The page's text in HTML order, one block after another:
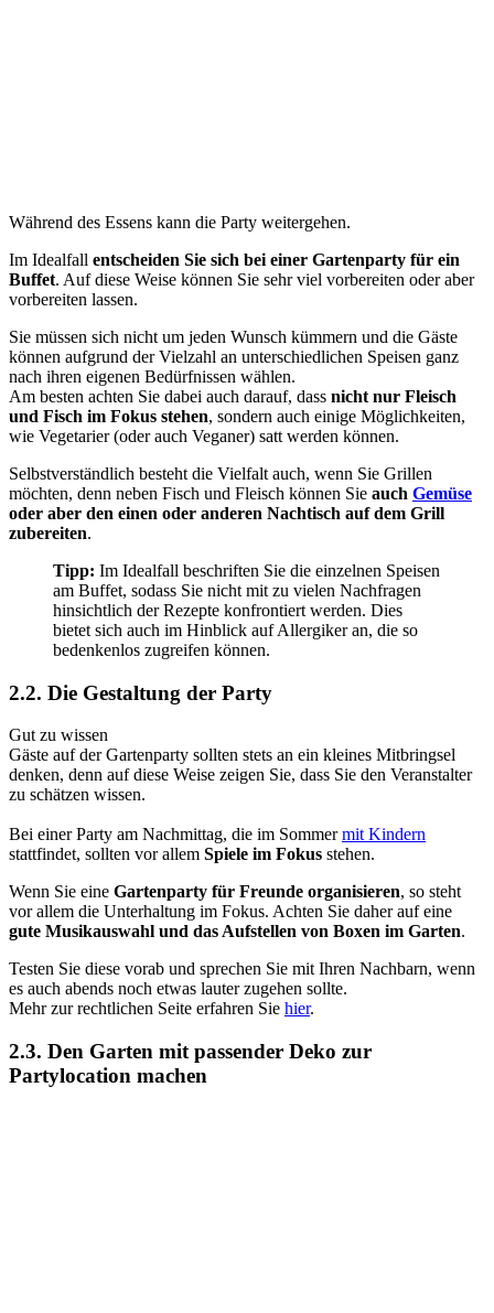
Während des Essens kann die Party weitergehen.
Im Idealfall entscheiden Sie sich bei einer Gartenparty für ein
Buffet. Auf diese Weise können Sie sehr viel vorbereiten oder aber
vorbereiten lassen.
Sie müssen sich nicht um jeden Wunsch kümmern und die Gäste
können aufgrund der Vielzahl an unterschiedlichen Speisen ganz
nach ihren eigenen Bedürfnissen wählen.
Am besten achten Sie dabei auch darauf, dass nicht nur Fleisch
und Fisch im Fokus stehen, sondern auch einige Möglichkeiten,
wie Vegetarier (oder auch Veganer) satt werden können.
Selbstverständlich besteht die Vielfalt auch, wenn Sie Grillen
möchten, denn neben Fisch und Fleisch können Sie auch Gemüse
oder aber den einen oder anderen Nachtisch auf dem Grill
zubereiten.
Tipp: Im Idealfall beschriften Sie die einzelnen Speisen
am Buffet, sodass Sie nicht mit zu vielen Nachfragen
hinsichtlich der Rezepte konfrontiert werden. Dies
bietet sich auch im Hinblick auf Allergiker an, die so
bedenkenlos zugreifen können.
2.2. Die Gestaltung der Party
Gut zu wissen
Gäste auf der Gartenparty sollten stets an ein kleines Mitbringsel
denken, denn auf diese Weise zeigen Sie, dass Sie den Veranstalter
zu schätzen wissen.
Bei einer Party am Nachmittag, die im Sommermit Kindern
stattfindet, sollten vor allem Spiele im Fokus stehen.
Wenn Sie eine Gartenparty für Freunde organisieren, so steht
vor allem die Unterhaltung im Fokus. Achten Sie daher auf eine
gute Musikauswahl und das Aufstellen von Boxen im Garten.
Testen Sie diese vorab und sprechen Sie mit Ihren Nachbarn, wenn
es auch abends noch etwas lauter zugehen sollte.
Mehr zur rechtlichen Seite erfahren Sie hier.
2.3. Den Garten mit passender Deko zur
Partylocation machen